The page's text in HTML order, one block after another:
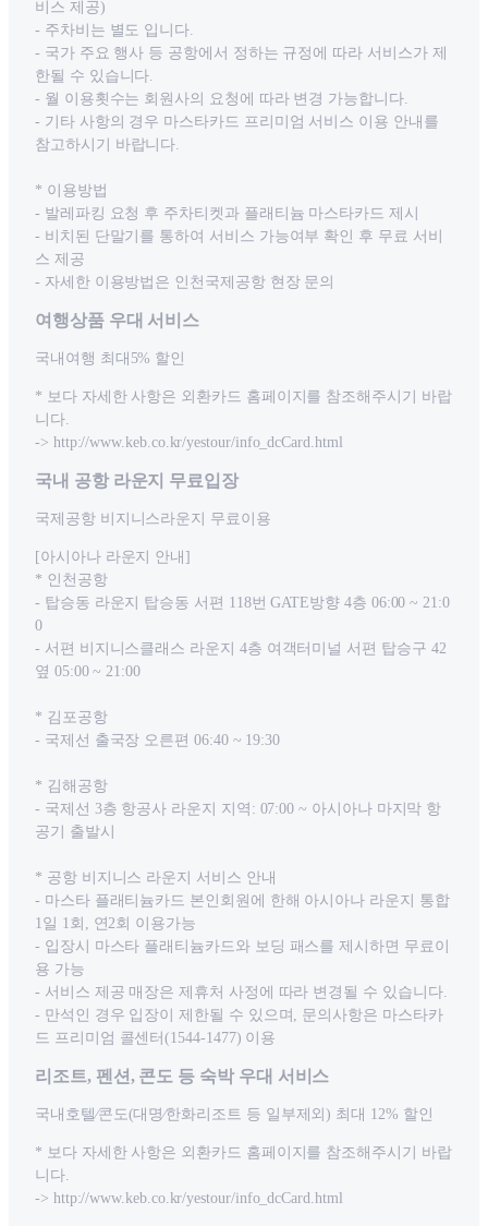
비스 제공)
- 주차비는 별도 입니다.
- 국가 주요 행사 등 공항에서 정하는 규정에 따라 서비스가 제
한될 수 있습니다.
- 월 이용횟수는 회원사의 요청에 따라 변경 가능합니다.
- 기타 사항의 경우 마스타카드 프리미엄 서비스 이용 안내를
참고하시기 바랍니다.
* 이용방법
- 발레파킹 요청 후 주차티켓과 플래티늄 마스타카드 제시
- 비치된 단말기를 통하여 서비스 가능여부 확인 후 무료 서비
스 제공
- 자세한 이용방법은 인천국제공항 현장 문의
여행상품 우대 서비스
국내여행 최대5% 할인
* 보다 자세한 사항은 외환카드 홈페이지를 참조해주시기 바랍
니다.
-> http://www.keb.co.kr/yestour/info_dcCard.html
국내 공항 라운지 무료입장
국제공항 비지니스라운지 무료이용
[아시아나 라운지 안내]
* 인천공항
- 탑승동 라운지 탑승동 서편 118번 GATE방향 4층 06:00 ~ 21:0
0
- 서편 비지니스클래스 라운지 4층 여객터미널 서편 탑승구 42
옆 05:00 ~ 21:00
* 김포공항
- 국제선 출국장 오른편 06:40 ~ 19:30
* 김해공항
- 국제선 3층 항공사 라운지 지역: 07:00 ~ 아시아나 마지막 항
공기 출발시
* 공항 비지니스 라운지 서비스 안내
- 마스타 플래티늄카드 본인회원에 한해 아시아나 라운지 통합
1일 1회, 연2회 이용가능
- 입장시 마스타 플래티늄카드와 보딩 패스를 제시하면 무료이
용 가능
- 서비스 제공 매장은 제휴처 사정에 따라 변경될 수 있습니다.
- 만석인 경우 입장이 제한될 수 있으며, 문의사항은 마스타카
드 프리미엄 콜센터(1544-1477) 이용
리조트, 펜션, 콘도 등 숙박 우대 서비스
국내호텔⁄콘도(대명⁄한화리조트 등 일부제외) 최대 12% 할인
* 보다 자세한 사항은 외환카드 홈페이지를 참조해주시기 바랍
니다.
-> http://www.keb.co.kr/yestour/info_dcCard.html